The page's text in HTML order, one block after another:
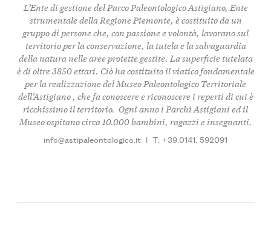
L’Ente di gestione delParco Paleontologico Astigiano, Ente
strumentale della Regione Piemonte, ècostituito da un
gruppo di personeche, con passione e volontà, lavorano sul
territorio per la conservazione, la tutela e la salvaguardia
della natura nelle aree protette gestite. La superficie tutelata
è di oltre3850 ettari. Ciò ha costituito il viatico fondamentale
per la realizzazione delMuseo Paleontologico Territoriale
dell’Astigiano, che fa conoscere e riconoscere i reperti di cui è
ricchissimo il territorio. Ogni anno i Parchi Astigiani ed il
Museoospitano circa 10.000 bambini, ragazzi e insegnanti.
info@astipaleontologico.it | T: +39.0141. 592091